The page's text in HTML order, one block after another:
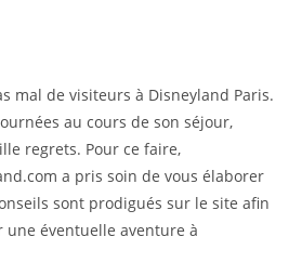
mal de visiteurs à Disneyland Paris.
au cours de son séjour,
regrets. Pour ce faire,
a pris soin de vous élaborer
sont prodigués sur le site afin
éventuelle aventure à